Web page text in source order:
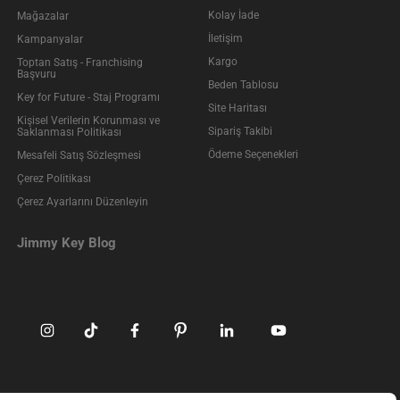
Mağazalar
Kampanyalar
Toptan Satış - Franchising
Başvuru
Key for Future - Staj Programı
Kişisel Verilerin Korunması ve
Saklanması Politikası
Mesafeli Satış Sözleşmesi
Çerez Politikası
Çerez Ayarlarını Düzenleyin
Jimmy Key Blog
Kolay İade
İletişim
Kargo
Beden Tablosu
Site Haritası
Sipariş Takibi
Ödeme Seçenekleri